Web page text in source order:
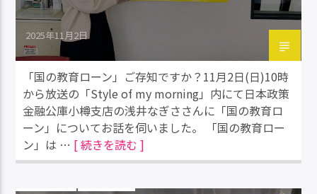
2025年11月2日
「国の教育ローン」ご存知ですか？11月2日(日)10時
から放送の「Style of my morning」内にて日本政策
金融公庫小樽支店の浅井なぎささんに「国の教育ロ
ーン」についてお話を伺いました。 「国の教育ロー
ン」は … [ 続きを読む ]